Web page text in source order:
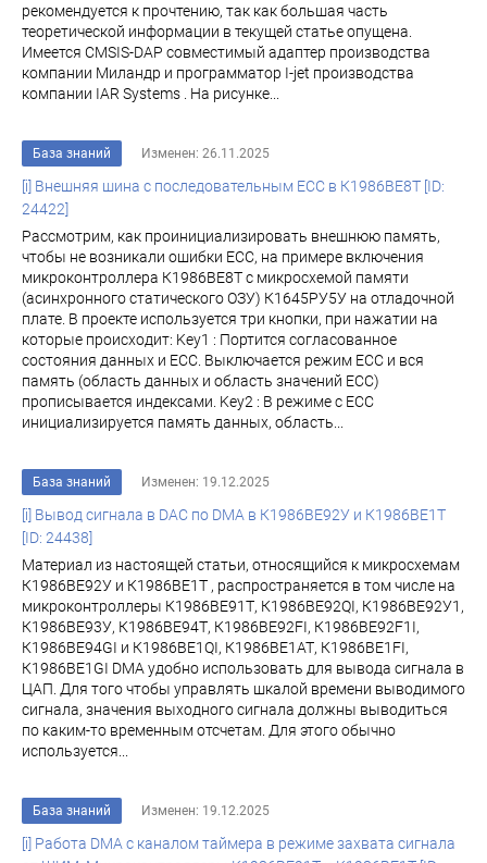
рекомендуется к прочтению, так как большая часть
теоретической информации в текущей статье опущена.
Имеется CMSIS-DAP совместимый адаптер производства
компании Миландр и программатор I-jet производства
компании IAR Systems . На рисунке...
База знаний Изменен: 26.11.2025
[i] Внешняя шина с последовательным ECC в К1986ВЕ8Т [ID:
24422]
Рассмотрим, как проинициализировать внешнюю память,
чтобы не возникали ошибки ECC, на примере включения
микроконтроллера К1986ВЕ8Т с микросхемой памяти
(асинхронного статического ОЗУ) К1645РУ5У на отладочной
плате. В проекте используется три кнопки, при нажатии на
которые происходит: Key1 : Портится согласованное
состояния данных и ECC. Выключается режим ECC и вся
память (область данных и область значений ЕСС)
прописывается индексами. Key2 : В режиме с ECC
инициализируется память данных, область...
База знаний Изменен: 19.12.2025
[i] Вывод сигнала в DAC по DMA в К1986ВЕ92У и К1986ВЕ1Т
[ID: 24438]
Материал из настоящей статьи, относящийся к микросхемам
К1986ВЕ92У и К1986ВЕ1Т , распространяется в том числе на
микроконтроллеры К1986ВЕ91Т, К1986ВЕ92QI, К1986ВЕ92У1,
К1986ВЕ93У, К1986ВЕ94Т, К1986ВЕ92FI, К1986ВЕ92F1I,
К1986ВЕ94GI и К1986ВЕ1QI, К1986ВЕ1АТ, К1986ВЕ1FI,
К1986ВЕ1GI DMA удобно использовать для вывода сигнала в
ЦАП. Для того чтобы управлять шкалой времени выводимого
сигнала, значения выходного сигнала должны выводиться
по каким-то временным отсчетам. Для этого обычно
используется...
База знаний Изменен: 19.12.2025
[i] Работа DMA c каналом таймера в режиме захвата сигнала